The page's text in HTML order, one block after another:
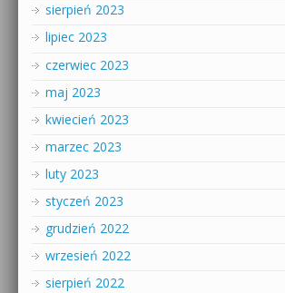
sierpień 2023
lipiec 2023
czerwiec 2023
maj 2023
kwiecień 2023
marzec 2023
luty 2023
styczeń 2023
grudzień 2022
wrzesień 2022
sierpień 2022